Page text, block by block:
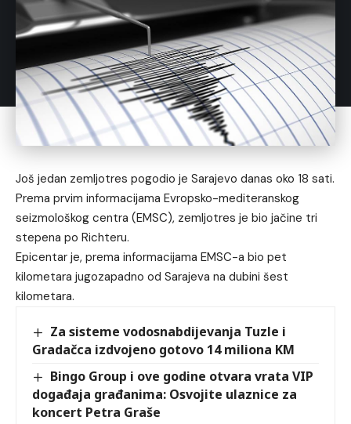
Još jedan zemljotres pogodio je Sarajevo danas oko 18 sati.
Prema prvim informacijama Evropsko-mediteranskog
seizmološkog centra (EMSC), zemljotres je bio jačine tri
stepena po Richteru.
Epicentar je, prema informacijama EMSC-a bio pet
kilometara jugozapadno od Sarajeva na dubini šest
kilometara.
Za sisteme vodosnabdijevanja Tuzle i
Gradačca izdvojeno gotovo 14 miliona KM
Bingo Group i ove godine otvara vrata VIP
događaja građanima: Osvojite ulaznice za
koncert Petra Graše